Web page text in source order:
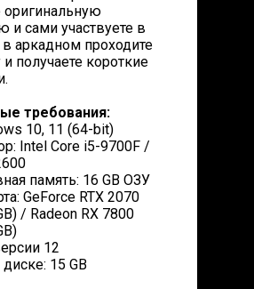
оригинальную
и сами участвуете в
в аркадном проходите
и получаете короткие
требования:
10, 11 (64-bit)
Intel Core i5-9700F /
память: 16 GB ОЗУ
GeForce RTX 2070
/ Radeon RX 7800
12
15 GB